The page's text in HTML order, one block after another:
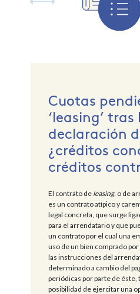
Cuotas
‘leasing’ tras
declaración
¿créditos
créditos
El contrato de leasing, o de
es un contrato atípico y
legal concreta, que surge
para el arrendatario y que
un contrato por el cual una
uso de un bien comprado
las instrucciones del
determinado a cambio del
periódicas por parte de
posibilidad de ejercitar una